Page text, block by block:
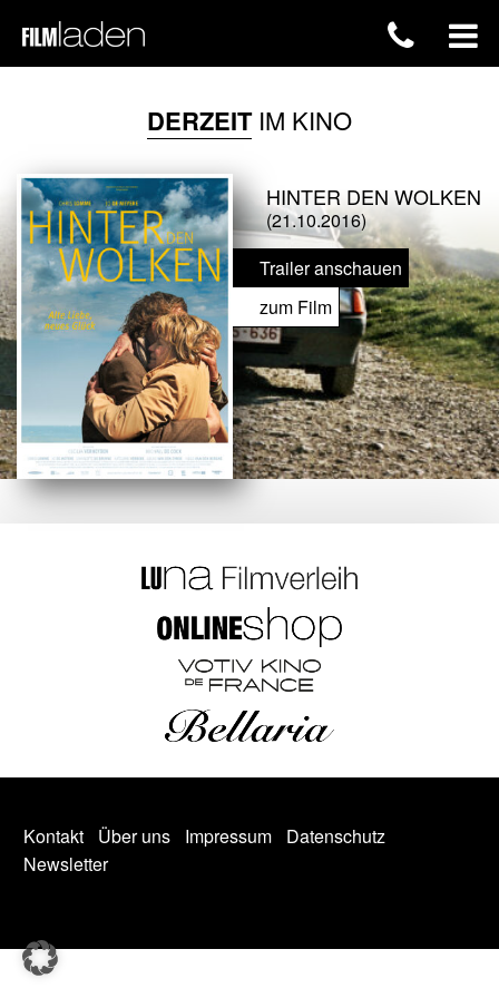
DERZEITIM KINO
HINTER DEN WOLKEN
(21.10.2016)
Trailer anschauen
zum Film
Kontakt Über uns Impressum
Datenschutz
Newsletter